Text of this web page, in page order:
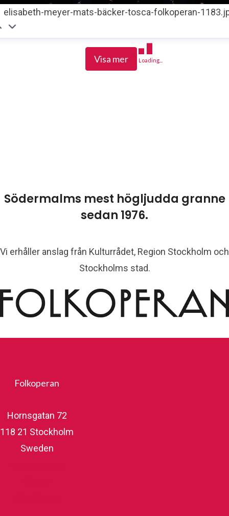
elisabeth-meyer-mats-bäcker-tosca-folkoperan-
Visa mer Loading...
Södermalms mest högljudda granne
sedan 1976.
Vi erhåller anslag från Kulturrådet, Region Stockholm och
Stockholms stad.
Folkoperan
Hornsgatan 72
118 21 Stockholm
Sweden